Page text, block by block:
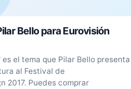
Bello para Eurovisión
el tema que Pilar Bello presenta
al Festival de
2017. Puedes comprar